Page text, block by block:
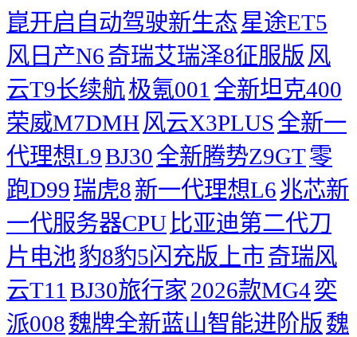
崑开启自动驾驶新生态星途ET5
风日产N6奇瑞艾瑞泽8征服版 风
云T9长续航极氪001 全新坦克400
荣威M7DMH 风云X3PLUS全新一
代理想L9BJ30全新腾势Z9GT零
跑D99瑞虎8新一代理想L6兆芯新
一代服务器CPU 比亚迪第二代刀
片电池豹8豹5闪充版上市奇瑞风
云T11 BJ30旅行家 2026款MG4奕
派008魏牌全新蓝山智能进阶版魏